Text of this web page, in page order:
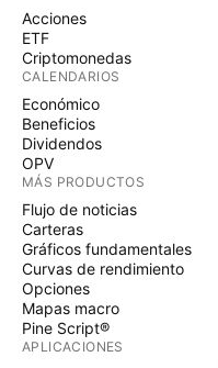
Acciones
ETF
Criptomonedas
CALENDARIOS
Económico
Beneficios
Dividendos
OPV
MÁS PRODUCTOS
Flujo de noticias
Carteras
Gráficos fundamentales
Curvas de rendimiento
Opciones
Mapas macro
Pine Script®
APLICACIONES